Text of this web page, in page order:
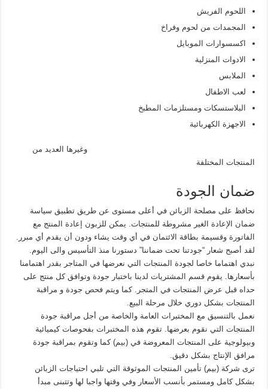
اللحوم الفريش
المجمدات من لحوم وفراخ
اكسسوارات الموبايل
الادوات المنزلية
الملابس
لعب الاطفال
البلاستسكات ومستلزمات المطبخ
الاجهزة الكهربائية
وغيرها العديد من
المنتجات المختلفة
ضمان الجودة
نحافظ على مصلحة الزبائن في أعلى مستوى عن طريق تطبيق سياسة
ضمان الإعادة الغير مشروطة للمنتجات. يمكن للزبون إعادة المنتج مع
الفاتورة وقسيمة بطاقة الائتمان في أي وقت يشاء ودون أن يقدم أي مبرر.
لقد أصبح شعار “جودتنا تحت ضماننا” دستورنا منذ التأسيس والى اليوم.
نبدي اهتماما خاصا لجودة المنتجات التي نعرضها في المتاجر بقدر اهتمامنا
بأسعارها. يقوم قسم المشتريات لدينا باختبار جودة وتوافق كل منتج على
حداه قبل عرض المنتجات في المتجر. كما ويتم فحص جودة و مراقبة
المنتجات بشكل دوري خلال مرحلة البيع.
نعمل بالتنسيق مع المختبرات العامة والخاصة من أجل مراقبة جودة
المنتجات التي نقوم بعرضها. تقوم هذه المختبرات بفحوصات كيميائية
وبيولوجية على المنتجات المعروضة في (بيم) كما وتقوم بمراقبة جودة
مرافق الإنتاج بشكل دقيق.
ترى شركة (بيم) تأمين المنتجات الموثوقة التي تلبي احتياجات الزبائن
بشكل كامل ومستمر بأنسب الأسعار وفي وقتها واجبا لها وتتبنى مبدأ